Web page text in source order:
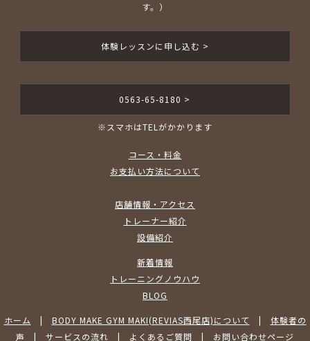
す。）
体験レッスンに申し込む >
0563-65-8180 >
※スマホはTELがかかります
コース・料金
お支払い方法について
店舗情報・アクセス
トレーナー紹介
設備紹介
新着情報
トレーニングノウハウ
BLOG
ホーム | BODY MAKE GYM MAKI(REVIAS西尾店)について | 体験者の
声
| サービスの流れ | よくあるご質問 | お問い合わせページ